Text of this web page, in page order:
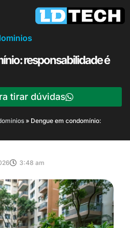
responsabilidade é
tirar dúvidas
» Dengue em condomínio:
3:48 am